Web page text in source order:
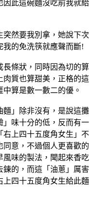
因此這碗麵沒吃前我就給
然要我別拿，她說下次
我的免洗筷就應聲而斷!
長條狀，同時因為切的算
肉質也算甜美，正格的這
算是數一數二的優。
麵」除非沒有，是說這攤
」味十分的低，反而有一
右上四十五度角女生」不
同意，不過個人更喜歡的
風味的製法，聞起來香吃
鍊的，而這「油蔥」厲害
上四十五度角女生給此麵